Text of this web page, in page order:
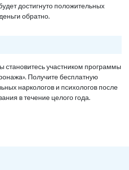
достигнуто положительных
обратно.
становитесь участником программы
Получите бесплатную
наркологов и психологов после
в течение целого года.